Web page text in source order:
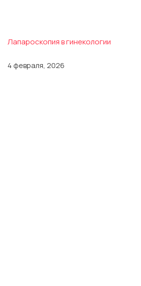
Лапароскопия в гинекологии
4 февраля, 2026